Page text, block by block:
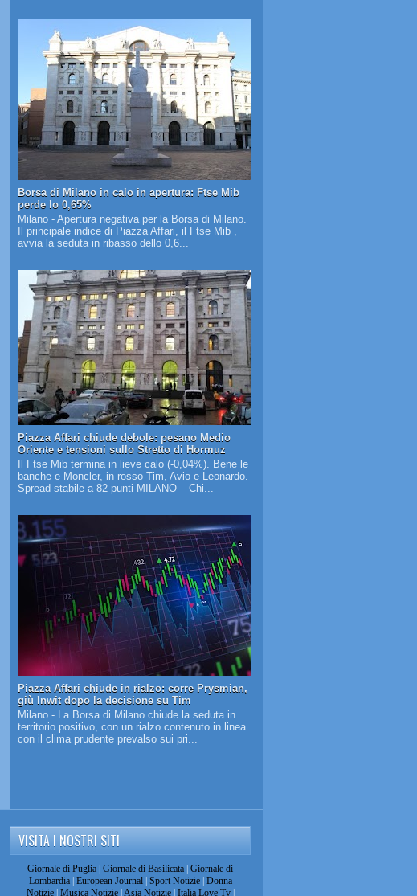
Borsa di Milano in calo in apertura: Ftse Mib
perde lo 0,65%
Milano - Apertura negativa per la Borsa di Milano.
Il principale indice di Piazza Affari, il Ftse Mib ,
avvia la seduta in ribasso dello 0,6...
Piazza Affari chiude debole: pesano Medio
Oriente e tensioni sullo Stretto di Hormuz
Il Ftse Mib termina in lieve calo (-0,04%). Bene le
banche e Moncler, in rosso Tim, Avio e Leonardo.
Spread stabile a 82 punti MILANO – Chi...
Piazza Affari chiude in rialzo: corre Prysmian,
giù Inwit dopo la decisione su Tim
Milano - La Borsa di Milano chiude la seduta in
territorio positivo, con un rialzo contenuto in linea
con il clima prudente prevalso sui pri...
VISITA I NOSTRI SITI
Giornale di Puglia | Giornale di Basilicata | Giornale di
Lombardia| European Journal| Sport Notizie| Donna
Notizie| Musica Notizie| Asia Notizie| Italia Love Tv|